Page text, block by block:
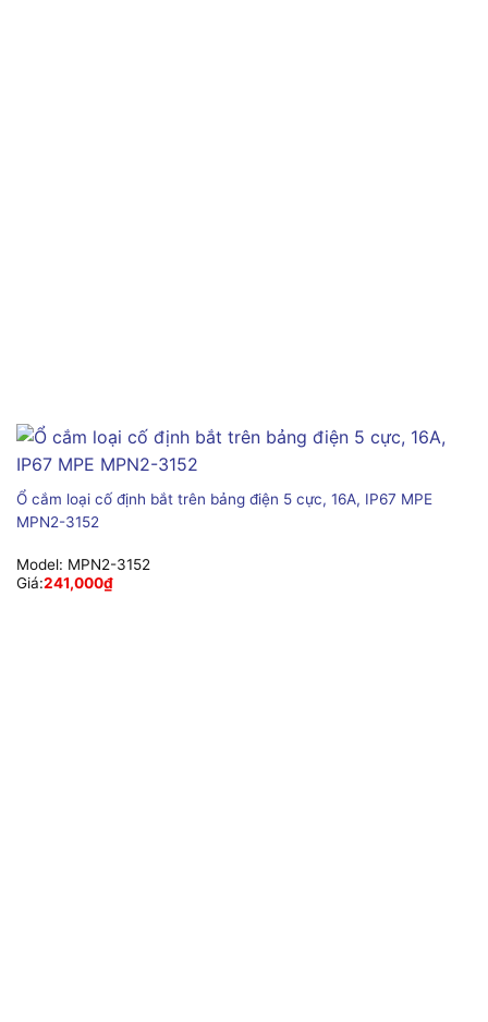
Ổ cắm loại cố định bắt trên bảng điện 5 cực, 16A, IP67 MPE
MPN2-3152
Model: MPN2-3152
Giá:241,000₫